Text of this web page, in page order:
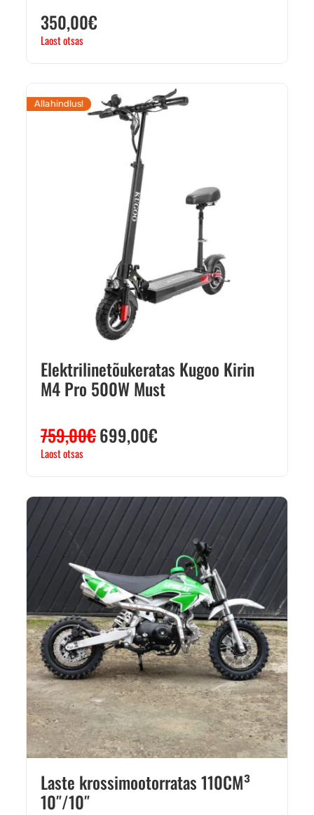
350,00€
Laost otsas
Allahindlus!
Elektrilinetõukeratas Kugoo Kirin
M4 Pro 500W Must
759,00€699,00€
Laost otsas
Laste krossimootorratas 110CM³
10″/10″